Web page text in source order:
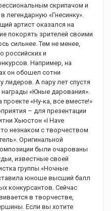
скрипачом и
легендарную «Гнесинку».
артист оказался на
покорять зрителей своими
сильнее. Тем не менее,
российских и
Например, на
он обошел сотни
лидеров. А пару лет спустя
«Юные дарования».
«Ну-ка, все вместе!»
– для презентации
Хьюстон «I Have
незнаком с творчеством
Оригинальной
были очарованы
известные своей
группы «Ночные
юноше высший балл
конкурсантов. Сейчас
в творчестве,
Если вы хотите